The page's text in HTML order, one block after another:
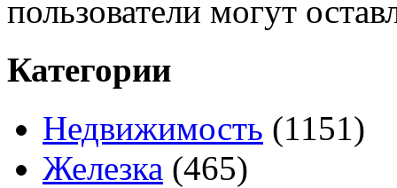
пользователи могут
Категории
Недвижимость (1151)
Железка (465)